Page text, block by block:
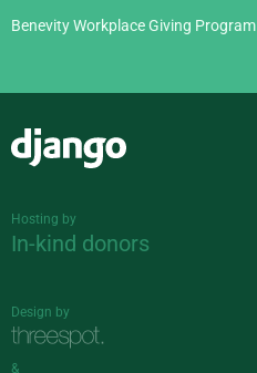
Benevity Workplace Giving Program
Hosting by
In-kind donors
Design by
&